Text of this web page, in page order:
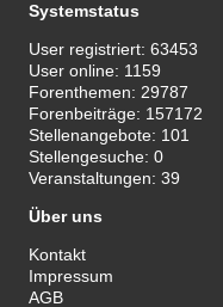
Systemstatus
User registriert:63453
User online: 1159
Forenthemen: 29787
Forenbeiträge: 157172
Stellenangebote: 101
Stellengesuche:0
Veranstaltungen:39
Über uns
Kontakt
Impressum
AGB